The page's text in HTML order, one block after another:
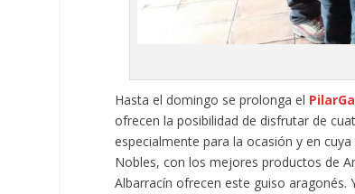
Hasta el domingo se prolonga el
ofrecen la posibilidad de disfrutar de
especialmente para la ocasión y en
Nobles, con los mejores productos de
Albarracín ofrecen este guiso aragonés.